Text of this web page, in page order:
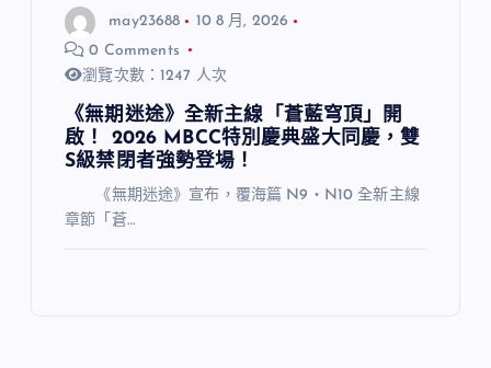
may23688
10 8 月, 2026
0 Comments
瀏覽次數：1247 人次
《無期迷途》全新主線「蒼藍穹頂」開
啟！ 2026 MBCC特別慶典盛大同慶，雙
S級禁閉者強勢登場！
《無期迷途》宣布，覆海篇 N9・N10 全新主線
章節「蒼…